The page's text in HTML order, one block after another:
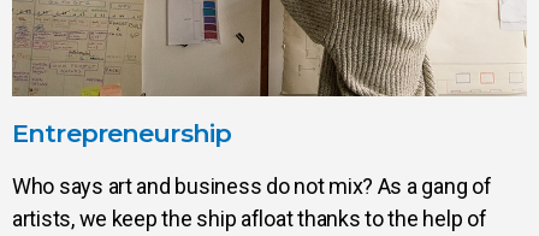
Entrepreneurship
Who says art and business do not mix? As a gang of
artists, we keep the ship afloat thanks to the help of